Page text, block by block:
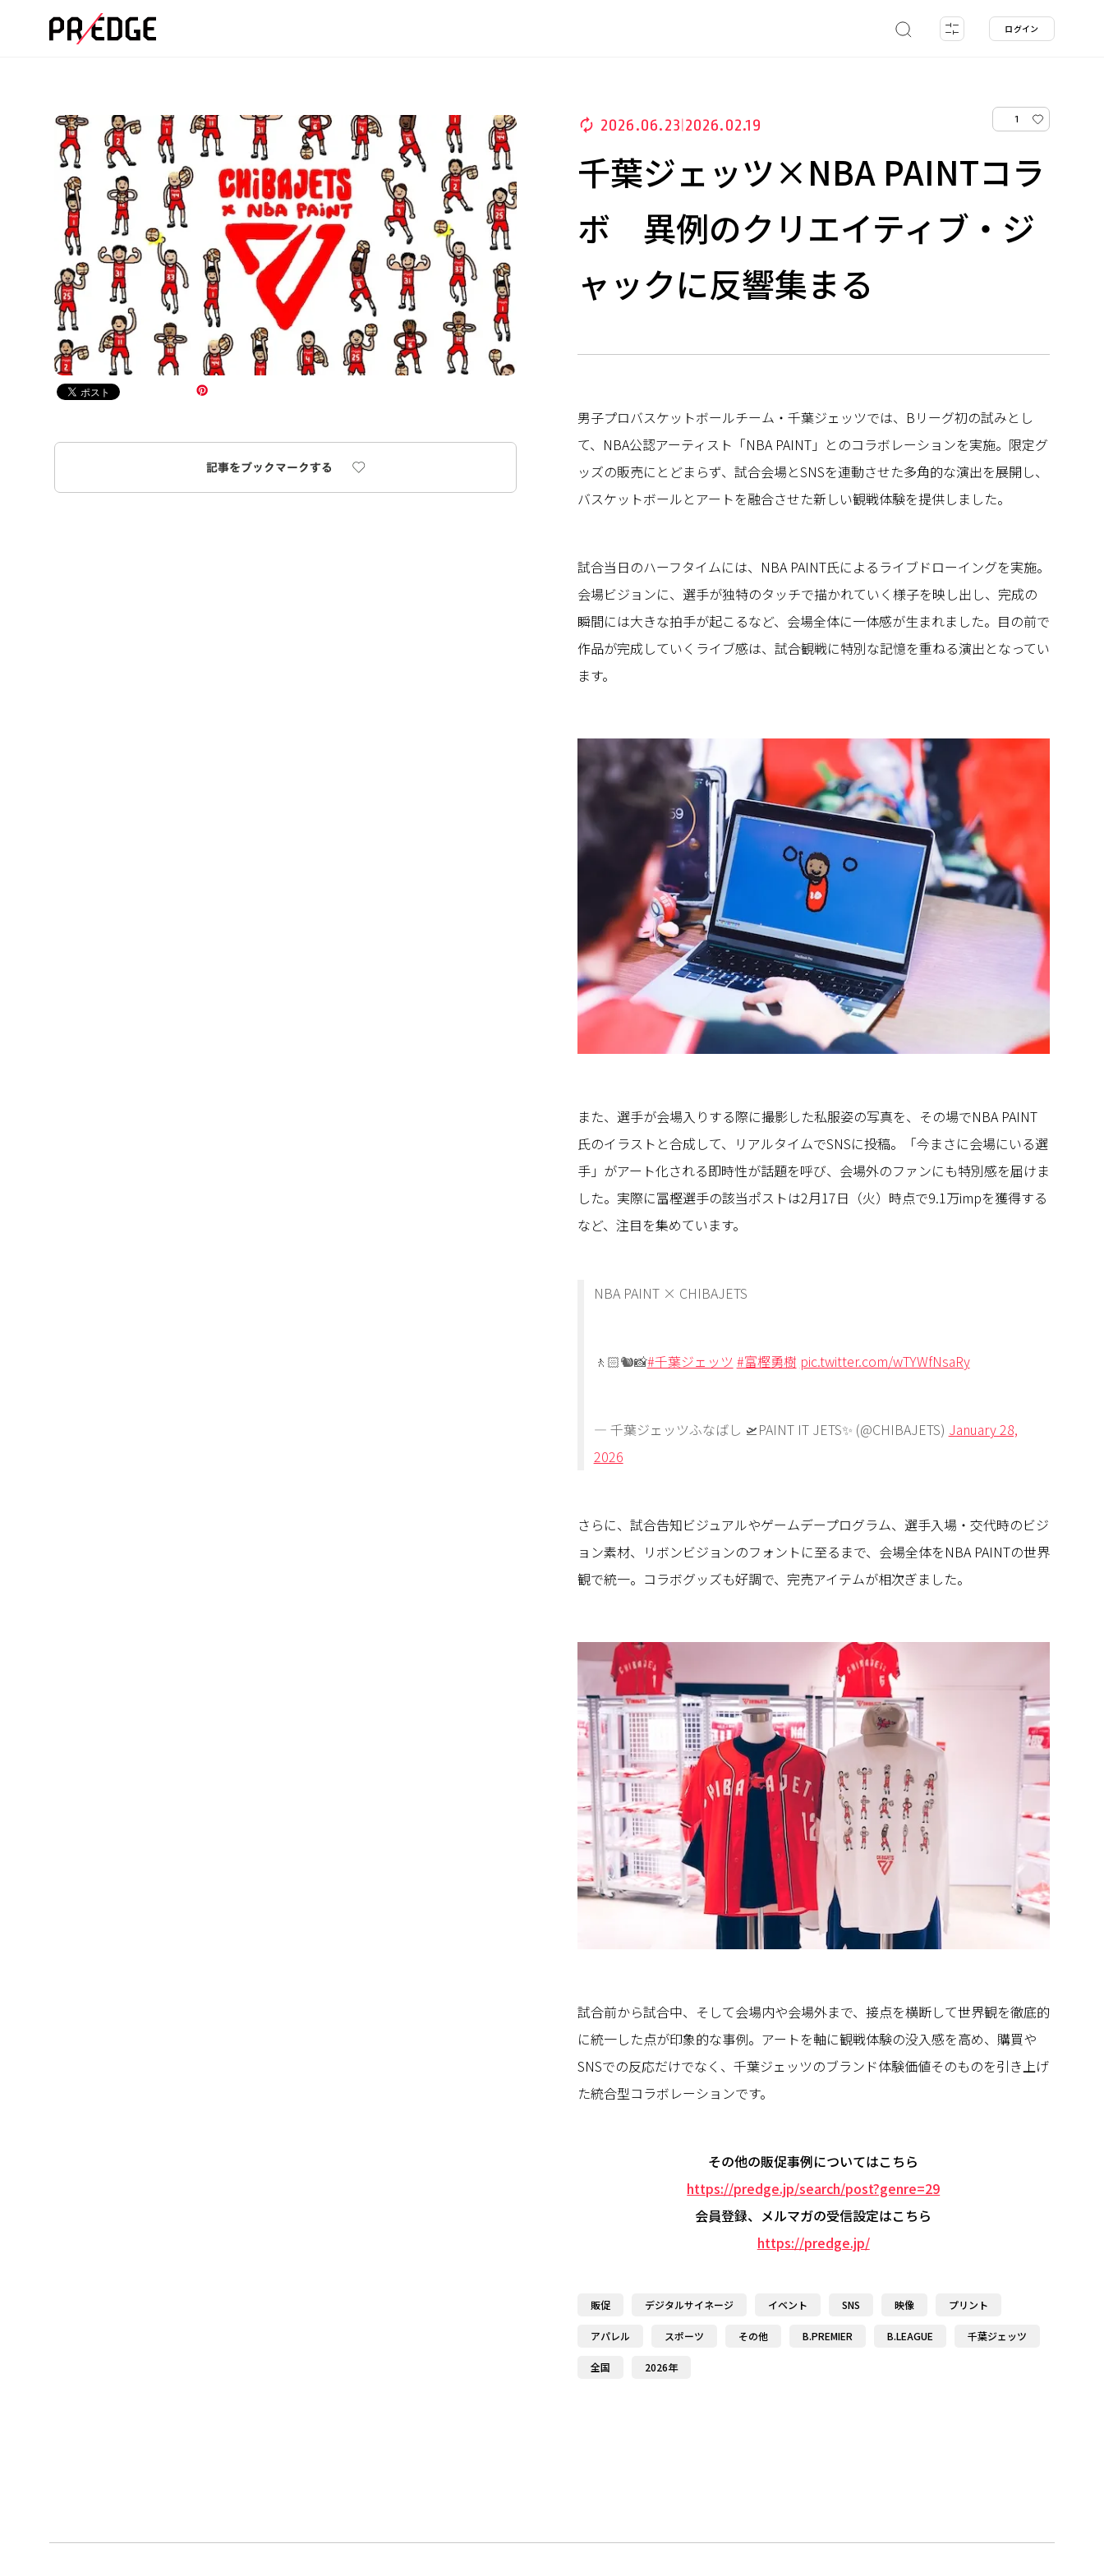
ログイン
2026.06.23 2026.02.19 1
千葉ジェッツ×NBA PAINTコラ
ボ 異例のクリエイティブ・ジ
ャックに反響集まる
男子プロバスケットボールチーム・千葉ジェッツでは、Bリーグ初の試みとし
て、NBA公認アーティスト「NBA PAINT」とのコラボレーションを実施。限定グ
ッズの販売にとどまらず、試合会場とSNSを連動させた多角的な演出を展開し、
バスケットボールとアートを融合させた新しい観戦体験を提供しました。
試合当日のハーフタイムには、NBA PAINT氏によるライブドローイングを実施。
会場ビジョンに、選手が独特のタッチで描かれていく様子を映し出し、完成の
瞬間には大きな拍手が起こるなど、会場全体に一体感が生まれました。目の前で
作品が完成していくライブ感は、試合観戦に特別な記憶を重ねる演出となってい
ます。
また、選手が会場入りする際に撮影した私服姿の写真を、その場でNBA PAINT
氏のイラストと合成して、リアルタイムでSNSに投稿。「今まさに会場にいる選
手」がアート化される即時性が話題を呼び、会場外のファンにも特別感を届けま
した。実際に冨樫選手の該当ポストは2月17日（火）時点で9.1万impを獲得する
など、注目を集めています。
NBA PAINT × CHIBAJETS
🚶🏻🐿️📸#千葉ジェッツ #富樫勇樹 pic.twitter.com/wTYWfNsaRy
— 千葉ジェッツふなばし 🛫PAINT IT JETS✨ (@CHIBAJETS) January 28,
2026
さらに、試合告知ビジュアルやゲームデープログラム、選手入場・交代時のビジ
ョン素材、リボンビジョンのフォントに至るまで、会場全体をNBA PAINTの世界
観で統一。コラボグッズも好調で、完売アイテムが相次ぎました。
試合前から試合中、そして会場内や会場外まで、接点を横断して世界観を徹底的
に統一した点が印象的な事例。アートを軸に観戦体験の没入感を高め、購買や
SNSでの反応だけでなく、千葉ジェッツのブランド体験価値そのものを引き上げ
た統合型コラボレーションです。
その他の販促事例についてはこちら
https://predge.jp/search/post?genre=29
会員登録、メルマガの受信設定はこちら
https://predge.jp/
販促 デジタルサイネージ イベント SNS 映像 プリント
アパレル スポーツ その他 B.PREMIER B.LEAGUE 千葉ジェッツ
全国 2026年